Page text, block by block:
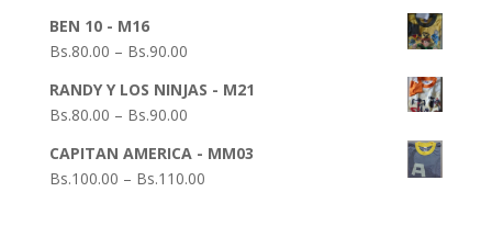
BEN 10 - M16
Bs.80.00 – Bs.90.00
RANDY Y LOS NINJAS - M21
Bs.80.00 – Bs.90.00
CAPITAN AMERICA - MM03
Bs.100.00 – Bs.110.00